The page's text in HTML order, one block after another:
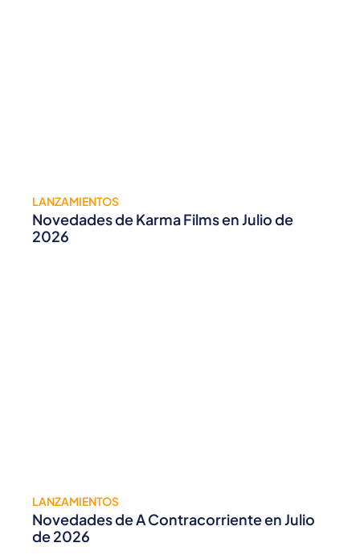
LANZAMIENTOS
Novedades de Karma Films en Julio de
2026
LANZAMIENTOS
Novedades de A Contracorriente en Julio
de 2026